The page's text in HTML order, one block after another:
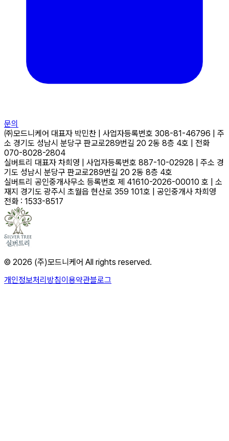
문의
㈜모드니케어 대표자 박민찬 사업자등록번호 308-81-46796
주
소 경기도 성남시 분당구 판교로289번길 20 2동 8층 4호
전화
070-8028-2804
실버트리 대표자 차희영 사업자등록번호 887-10-02928 주소 경
기도 성남시 분당구 판교로289번길 20 2동 8층 4호
실버트리 공인중개사무소 등록번호 제 41610-2026-00010 호
소
재지 경기도 광주시 초월읍 현산로 359 101호 공인중개사 차희영
전화 : 1533-8517
© 2026 (주)모드니케어 All rights reserved.
개인정보처리방침이용약관블로그